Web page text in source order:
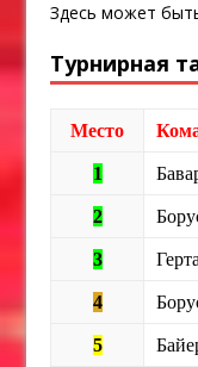
Здесь может
Турнирная
Место
1
2
3 Герта
4
5